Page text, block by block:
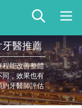
醫推薦
程能改善整體
同，效果也有
約牙醫師評估